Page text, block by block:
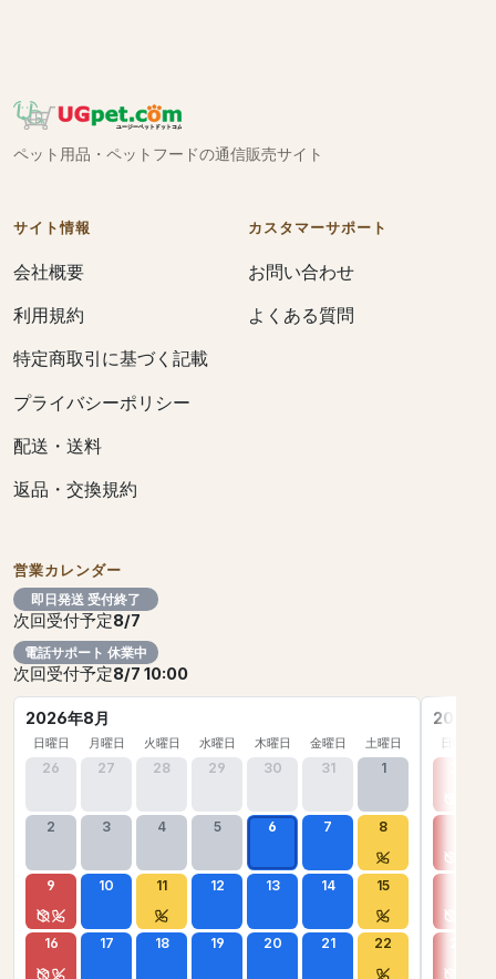
ペット用品・ペットフードの通信販売サイト
サイト情報
会社概要
利用規約
特定商取引に基づく記載
プライバシーポリシー
配送・送料
返品・交換規約
カスタマーサポート
お問い合わせ
よくある質問
営業カレンダー
即日発送 受付終了
次回受付予定8/7
電話サポート 休業中
次回受付予定8/7 10:00
2026年8月
日曜日 月曜日 火曜日 水曜日 木曜日 金曜日 土曜日
26 27 28 29 30 31 1
2 3 4 5 6 7 8
9 10 11 12 13 14 15
16 17 18 19 20 21 22
2026年
日曜日